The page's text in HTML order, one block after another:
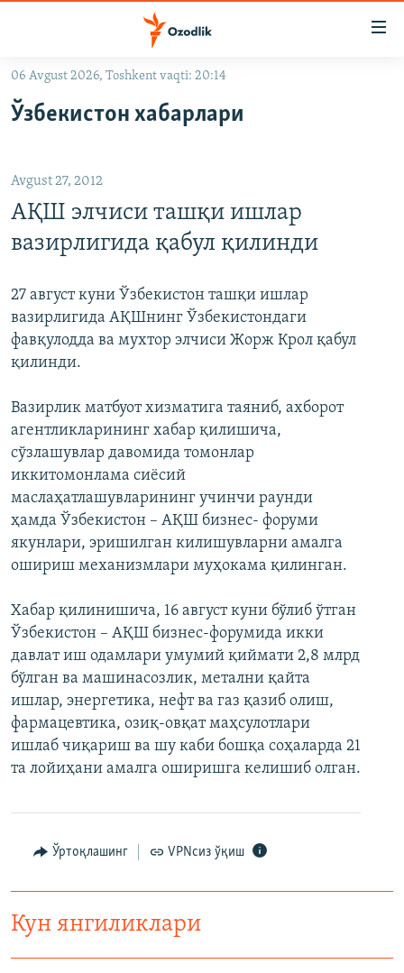
Асосий
Қидиришга
ўтинг
OZODLIK SURISHTIRUVLARI
На русском
ИЖТИМОИЙ ТАРМОҚЛАР
06 Avgust 2026, Toshkent vaqti: 20:14
Ўзбекистон хабарлари
Avgust 27, 2012
АҚШ элчиси ташқи ишлар
вазирлигида қабул қилинди
27 август куни Ўзбекистон ташқи ишлар
вазирлигида АҚШнинг Ўзбекистондаги
фавқулодда ва мухтор элчиси Жорж Крол қабул
қилинди.
Вазирлик матбуот хизматига таяниб, ахборот
агентликларининг хабар қилишича,
сўзлашувлар давомида томонлар
иккитомонлама сиёсий
маслаҳатлашувларининг учинчи раунди
ҳамда Ўзбекистон – АҚШ бизнес- форуми
якунлари, эришилган килишувларни амалга
ошириш механизмлари муҳокама қилинган.
Хабар қилинишича, 16 август куни бўлиб ўтган
Ўзбекистон – АҚШ бизнес-форумида икки
давлат иш одамлари умумий қиймати 2,8 млрд
бўлган ва машинасозлик, метални қайта
ишлар, энергетика, нефт ва газ қазиб олиш,
фармацевтика, озиқ-овқат маҳсулотлари
ишлаб чиқариш ва шу каби бошқа соҳаларда 21
та лойиҳани амалга оширишга келишиб олган.
Ўртоқлашинг VPNсиз ўқиш
Кун янгиликлари